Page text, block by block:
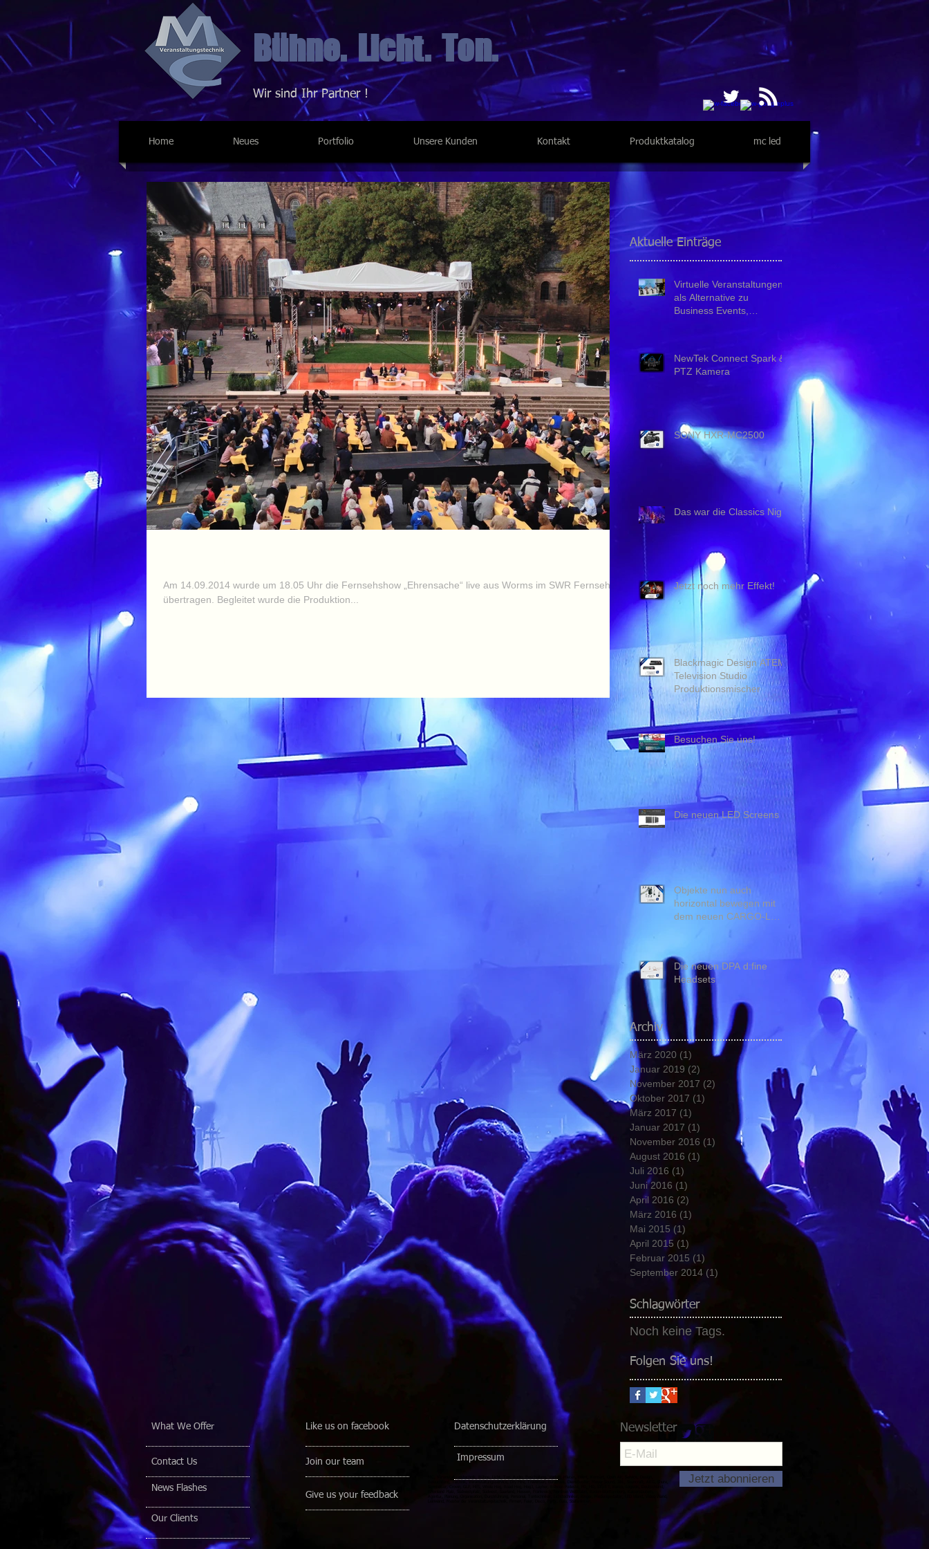
Home Neues Portfolio Unsere Kunden Kontakt Produktkatalog mc led
Bühne. Licht. Ton.
Wir sind Ihr Partner !
Am 14.09.2014 wurde um 18.05 Uhr die Fernsehshow „Ehrensache“ live aus Worms im SWR Fernsehen
übertragen. Begleitet wurde die Produktion...
Aktuelle Einträge
Virtuelle Veranstaltungen
als Alternative zu
Business Events,
NewTek Connect Spark &
PTZ Kamera
SONY HXR-MC2500
Das war die Classics Night
Jetzt noch mehr Effekt!
Blackmagic Design ATEM
Television Studio
Produktionsmischer
Besuchen Sie uns!
Die neuen LED Screens
Objekte nun auch
horizontal bewegen mit
dem neuen CARGO-L
Die neuen DPA d:fine
Headsets
Archiv
März 2020 (1) 1 Beitrag
Januar 2019 (2) 2 Beiträge
November 2017 (2) 2 Beiträge
Oktober 2017 (1) 1 Beitrag
März 2017 (1)
Januar 2017 (1) 1 Beitrag
November 2016 (1) 1 Beitrag
August 2016 (1)
Juli 2016 (1)
Juni 2016 (1)
April 2016 (2)
März 2016 (1)
Mai 2015 (1)
April 2015 (1)
Februar 2015 (1)
September 2014 (1)
Schlagwörter
Noch keine Tags.
Folgen Sie uns!
What We Offer
Contact Us
News Flashes
Our Clients
Like us on facebook
Join our team
Give us your feedback
Impressum
Sennheiser, Crown, GLP, HES, Whole Hog, Road Hog, Hog3, Layher, Bühnen Podeste, FD, HD, ST, TT, Barco, Logistik, Deutschland,
Rheinland Pfalz, Südwestpfalz, Südwest, Saarland, Hessen, Frankreich, Nordrein Westfalen, Baden-Württemberg, Kaiserslautern,
Agentur, Planung, Organisation, Durchführung, Personal, Tontechniker, Lichttechniker, Ringer, Mediengestalter, LED Wand, Video Wand,
Leinwand, Meister der Veranstaltungstechnik, Firmen, Feier, Disco, Party, Gala, Stufenlinsen,
Datenschutzerklärung Newsletter
Jetzt abonnieren